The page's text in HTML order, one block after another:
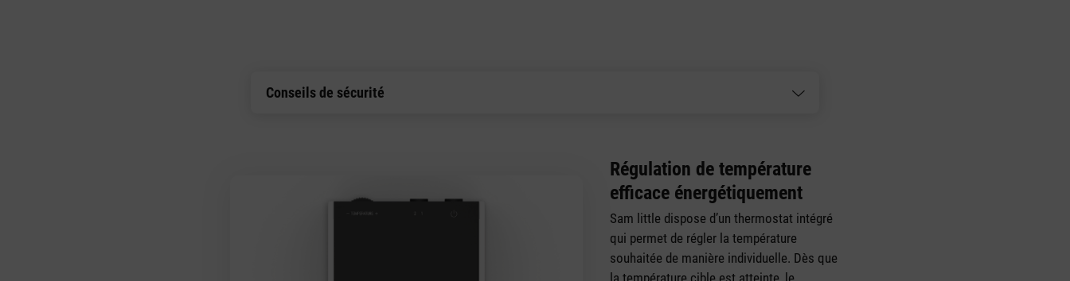
Conseils de sécurité
Régulation de température
efficace énergétiquement
Sam little dispose d’un thermostat intégré
qui permet de régler la température
souhaitée de manière individuelle. Dès que
la température cible est atteinte, le